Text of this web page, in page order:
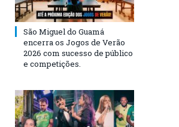
São Miguel do Guamá
encerra os Jogos de Verão
2026 com sucesso de público
e competições.